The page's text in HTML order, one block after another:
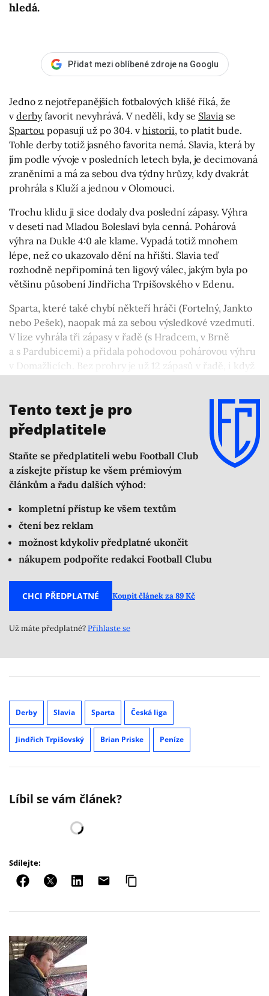
hledá.
Přidat mezi oblíbené zdroje na Googlu
Jedno z nejotřepanějších fotbalových klišé říká, že
v derbyfavorit nevyhrává. V neděli, kdy se Slavia se
Spartou popasují už po 304. v historii, to platit bude.
Tohle derby totiž jasného favorita nemá. Slavia, která by
jím podle vývoje v posledních letech byla, je decimovaná
zraněními a má za sebou dva týdny hrůzy, kdy dvakrát
prohrála s Kluží a jednou v Olomouci.
Trochu klidu ji sice dodaly dva poslední zápasy. Výhra
v deseti nad Mladou Boleslaví byla cenná. Pohárová
výhra na Dukle 4:0 ale klame. Vypadá totiž mnohem
lépe, než co ukazovalo dění na hřišti. Slavia teď
rozhodně nepřipomíná ten ligový válec, jakým byla po
většinu působení Jindřicha Trpišovského v Edenu.
Sparta, které také chybí někteří hráči (Fortelný, Jankto
nebo Pešek), naopak má za sebou výsledkové vzedmutí.
V lize vyhrála tři zápasy v řadě (s Hradcem, v Brně
a s Pardubicemi) a přidala pohodovou pohárovou výhru
v Domažlicích. Bez prohry je už 12 zápasů v řadě, i když
Tento text je pro
předplatitele
Staňte se předplatiteli webu Football Club
a získejte přístup ke všem prémiovým
článkům a řadu dalších výhod:
kompletní přístup ke všem textům
čtení bez reklam
možnost kdykoliv předplatné ukončit
nákupem podpoříte redakci Football Clubu
CHCI PŘEDPLATNÉ Koupit článek za 89 Kč
Už máte předplatné?Přihlaste se
Derby Slavia Sparta Česká liga
Jindřich Trpišovský Brian Priske Peníze
Líbil se vám článek?
Sdílejte: